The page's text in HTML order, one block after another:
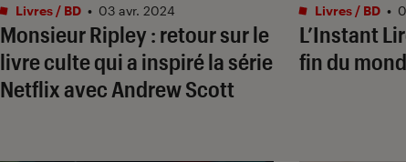
Monsieur Ripley : retour sur le
livre culte qui a inspiré la série
Netflix avec Andrew Scott
Livres / BD • 03 avr. 2024
L’Instant
fin du
Livres / BD •